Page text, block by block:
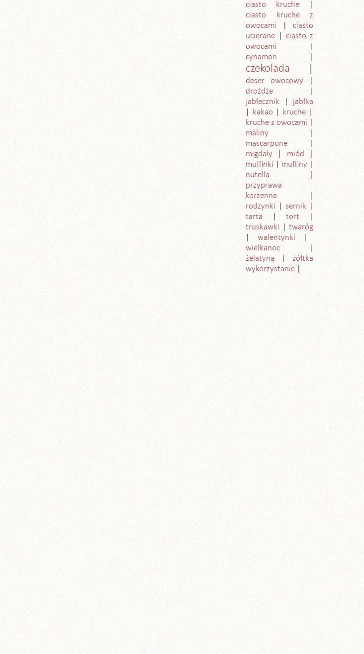
ciasto kruche
ciasto kruche z
owocami
ciasto
ucierane
ciasto z
owocami
cynamon
czekolada
deser owocowy
drożdże
jabłecznik
jabłka
kakao
kruche
kruche z owocami
maliny
mascarpone
migdały
miód
muffinki
muffiny
nutella
przyprawa
korzenna
rodzynki
sernik
tarta
tort
truskawki
twaróg
walentynki
wielkanoc
żelatyna
żółtka
wykorzystanie